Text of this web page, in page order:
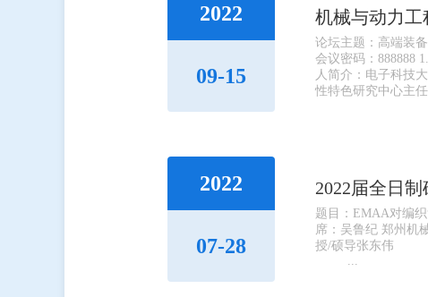
2022
09-15
机械与动力
论坛主题：高端装
会议密码：888888
人简介：电子科技
性特色研究中心主
2022
07-28
2022届全日
题目：EMAA对编
席：吴鲁纪 郑
授/硕导张东
...